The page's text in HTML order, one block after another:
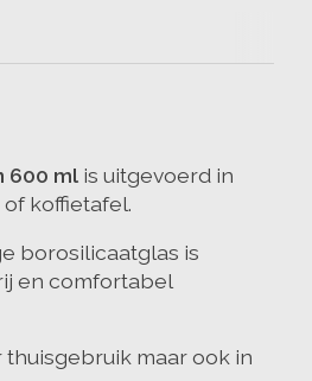
600 ml is uitgevoerd in
koffietafel.
borosilicaatglas is
en comfortabel
maar ook in